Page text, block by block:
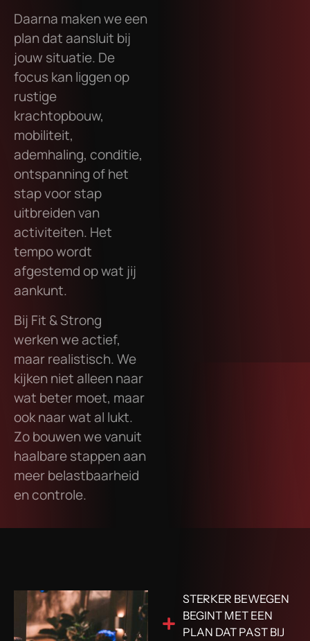
Daarna maken we een
plan dat aansluit bij
jouw situatie. De
focus kan liggen op
rustige
krachtopbouw,
mobiliteit,
ademhaling, conditie,
ontspanning of het
stap voor stap
uitbreiden van
activiteiten. Het
tempo wordt
afgestemd op wat jij
aankunt.
Bij Fit & Strong
werken we actief,
maar realistisch. We
kijken niet alleen naar
wat beter moet, maar
ook naar wat al lukt.
Zo bouwen we vanuit
haalbare stappen aan
meer belastbaarheid
en controle.
STERKER BEWEGEN
BEGINT MET EEN
PLAN DAT PAST BIJ